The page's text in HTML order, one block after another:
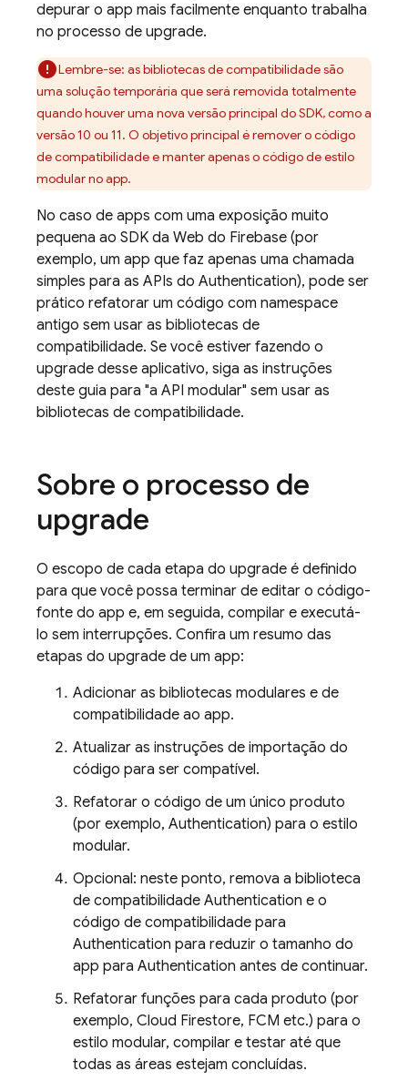
depurar o app mais facilmente enquanto trabalha
no processo de upgrade.
Lembre-se: as bibliotecas de compatibilidade são
uma solução temporária que será removida totalmente
quando houver uma nova versão principal do SDK, como a
versão 10 ou 11. O objetivo principal é remover o código
de compatibilidade e manter apenas o código de estilo
modular no app.
No caso de apps com uma exposição muito
pequena ao SDK da Web do Firebase (por
exemplo, um app que faz apenas uma chamada
simples para as APIs do Authentication), pode ser
prático refatorar um código com namespace
antigo sem usar as bibliotecas de
compatibilidade. Se você estiver fazendo o
upgrade desse aplicativo, siga as instruções
deste guia para "a API modular" sem usar as
bibliotecas de compatibilidade.
Sobre o processo de
upgrade
O escopo de cada etapa do upgrade é definido
para que você possa terminar de editar o código-
fonte do app e, em seguida, compilar e executá-
lo sem interrupções. Confira um resumo das
etapas do upgrade de um app:
Adicionar as bibliotecas modulares e de
compatibilidade ao app.
Atualizar as instruções de importação do
código para ser compatível.
Refatorar o código de um único produto
(por exemplo, Authentication) para o estilo
modular.
Opcional: neste ponto, remova a biblioteca
de compatibilidade Authentication e o
código de compatibilidade para
Authentication para reduzir o tamanho do
app para Authentication antes de continuar.
Refatorar funções para cada produto (por
exemplo, Cloud Firestore, FCM etc.) para o
estilo modular, compilar e testar até que
todas as áreas estejam concluídas.